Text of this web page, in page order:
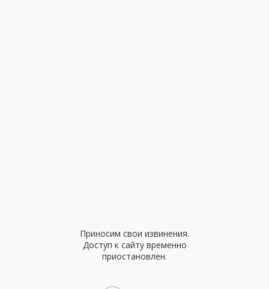
Приносим свои извинения.
Доступ к сайту временно
приостановлен.